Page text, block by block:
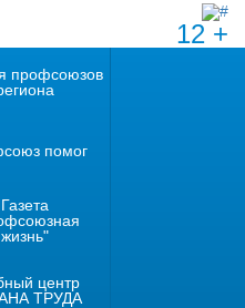
12 +
профсоюзов
помог
Газета
жизнь"
центр
ТРУДА